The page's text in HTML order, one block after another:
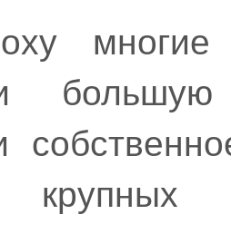
многие
крупных